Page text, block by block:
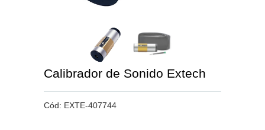
Calibrador de Sonido Extech
Cód: EXTE-407744